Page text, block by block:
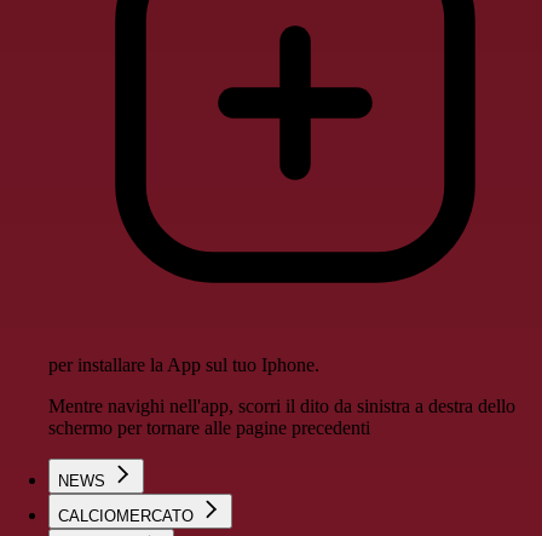
per installare la App sul tuo Iphone.
Mentre navighi nell'app, scorri il dito da sinistra a destra dello
schermo per tornare alle pagine precedenti
NEWS
CALCIOMERCATO